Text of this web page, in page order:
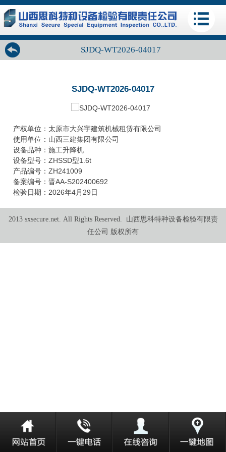
SJDQ-WT2026-04017
SJDQ-WT2026-04017
产权单位：太原市大兴宇建筑机械租赁有限公司
使用单位：山西三建集团有限公司
设备品种：施工升降机
设备型号：ZHSSD型1.6t
产品编号：ZH241009
备案编号：晋AA-S202400692
检验日期：2026年4月29日
2013 sxsecure.net. All Rights Reserved. 山西思科特种设备检验有限责
任公司 版权所有